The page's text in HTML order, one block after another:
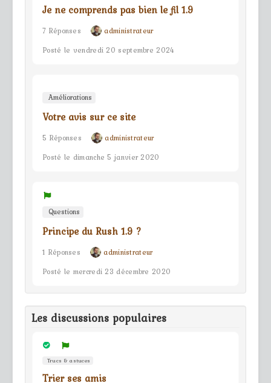
Je ne comprends pas bien le fil 1.9
7 Réponses
administrateur
Posté le vendredi 20 septembre 2024
Améliorations
Votre avis sur ce site
5 Réponses
administrateur
Posté le dimanche 5 janvier 2020
Questions
Principe du Rush 1.9 ?
1 Réponses
administrateur
Posté le mercredi 23 décembre 2020
Les discussions populaires
Trucs & astuces
Trier ses amis